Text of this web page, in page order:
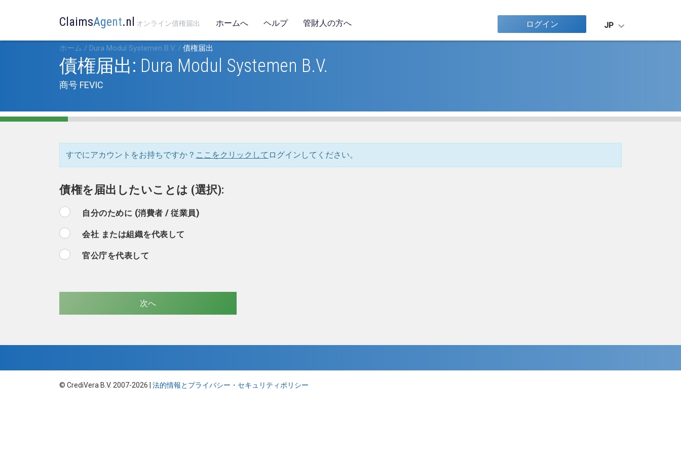
ClaimsAgent.nl オンライン債権届出 ホームへ ヘルプ 管財人の方へ ログイン JP
ホーム / Dura Modul Systemen B.V. / 債権届出
債権届出: Dura Modul Systemen B.V.
商号 FEVIC
すでにアカウントをお持ちですか？ ここをクリックして ログインしてください。
債権を届出したいことは (選択):
自分のために (消費者 / 従業員)
会社 または組織を代表して
官公庁を代表して
© CrediVera B.V. 2007-2026 | 法的情報とプライバシー・セキュリティポリシー